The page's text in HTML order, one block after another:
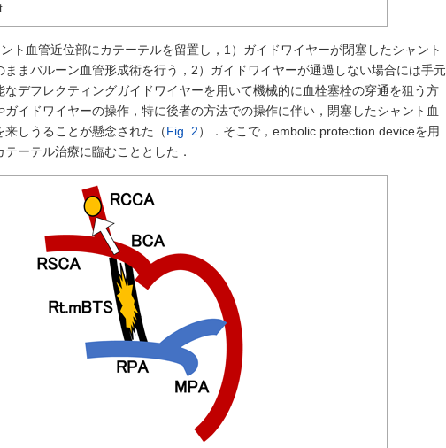
ト血管近位部にカテーテルを留置し，1）ガイドワイヤーが閉塞したシャント
ままバルーン血管形成術を行う，2）ガイドワイヤーが通過しない場合には手元
デフレクティングガイドワイヤーを用いて機械的に血栓塞栓の穿通を狙う方
イドワイヤーの操作，特に後者の方法での操作に伴い，閉塞したシャント血
しうることが懸念された（Fig. 2）．そこで，embolic protection deviceを用
ーテル治療に臨むこととした．